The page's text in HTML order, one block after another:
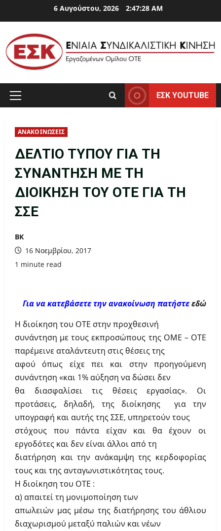
to
content
6 Αυγούστου, 2026 2:47:28 AM
Primary
ΕΣΚ YOUTUBE
ΑΝΑΚΟΙΝΩΣΕΙΣ
ΔΕΛΤΙΟ ΤΥΠΟΥ ΓΙΑ ΤΗ
ΣΥΝΑΝΤΗΣΗ ΜΕ ΤΗ
ΔΙΟΙΚΗΣΗ ΤΟΥ ΟΤΕ ΓΙΑ ΤΗ
ΣΣΕ
ΒΚ
16 Νοεμβρίου, 2017
1 minute read
Για να κατεβάσετε την ανακοίνωση πατήστεεδώ
Η διοίκηση του ΟΤΕ στην προχθεσινή
συνάντηση με τους εκπροσώπους της ΟΜΕ – ΟΤΕ
παρέμεινε αταλάντευτη στις θέσεις της
αφού όπως είχε πει και στην προηγούμενη
συνάντηση «και 1% αύξηση να δώσει δεν
θα διασφαλίσει τις θέσεις εργασίας». Οι
προτάσεις, δηλαδή, της διοίκησης για την
υπογραφή και αυτής της ΣΣΕ, υπηρετούν τους
στόχους που πάντα είχαν και θα έχουν οι
εργοδότες και δεν είναι άλλοι από τη
διατήρηση και την ανάκαμψη της κερδοφορίας
τους και της ανταγωνιστικότητας τους.
Η διοίκηση του ΟΤΕ :
α) απαιτεί τη μονιμοποίηση των
απωλειών μας μέσω της διατήρησης του άθλιου
διαχωρισμού μεταξύ παλιών και νέων